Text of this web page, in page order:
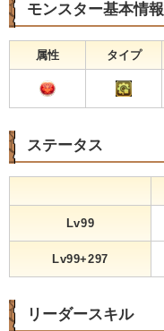
モンスター基本情報
属性 タイプ
ステータス
Lv99
Lv99+297
リーダースキル